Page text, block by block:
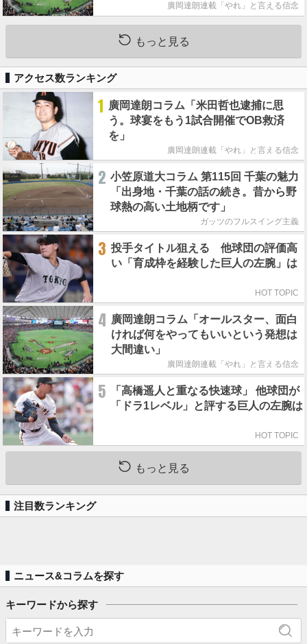
廣岡達朗連載「やれ」と言える信念
もっと見る
アクセス数ランキング
1 廣岡達朗コラム「米田哲也逮捕に思
う。球宴をもう1試合開催でOB救済
を」
廣岡達朗連載「やれ」と言える信念
2 小笠原道大コラム 第115回 千葉の魅力
「出身地・千葉の話の続き。昔から野
球熱の高い土地柄です」
ガッツのフルスイング主義
3 投手タイトル狙える 他球団の評価高
い「育成枠を経験した巨人の左腕」は
HOT TOPIC
4 廣岡達朗コラム「オールスター、面白
ければ何をやってもいいという発想は
大間違い」
廣岡達朗連載「やれ」と言える信念
5
「高橋遥人と重なる快速球」 他球団が
「ドラ1レベル」と評する巨人の左腕は
HOT TOPIC
もっと見る
注目数ランキング
ニュース&コラムを探す
キーワードから探す